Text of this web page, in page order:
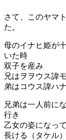
さて、このヤマ
た。
母のイナヒ姫が
いた時
双子を産み
兄はヲヲウス諱
弟はコウス諱ハ
兄弟は一人前に
行き
乙女の姿になっ
長ける（タケル